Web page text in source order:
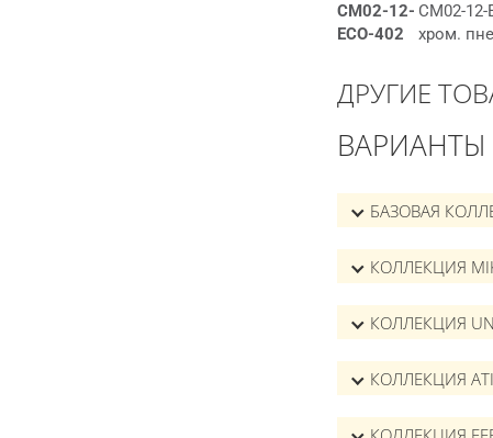
СМ02-12-
ECO-402
СМ02-12-
хром.
ДРУГИЕ
БАЗОВАЯ
КОЛЛЕКЦИЯ
КОЛЛЕКЦИЯ
КОЛЛЕКЦИЯ